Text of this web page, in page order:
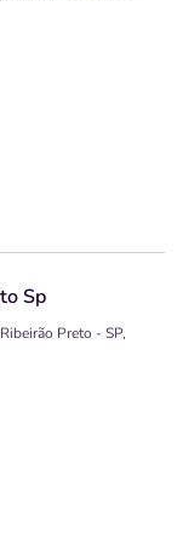
Sp
Preto - SP,